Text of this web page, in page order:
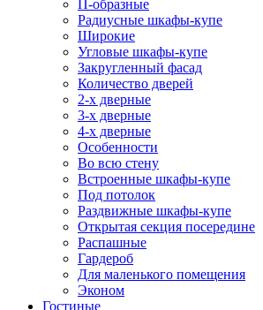
П-образные
Радиусные шкафы-купе
Широкие
Угловые шкафы-купе
Закругленный фасад
Количество дверей
2-х дверные
3-х дверные
4-х дверные
Особенности
Во всю стену
Встроенные шкафы-купе
Под потолок
Раздвижные шкафы-купе
Открытая секция посередине
Распашные
Гардероб
Для маленького помещения
Эконом
Гостиные